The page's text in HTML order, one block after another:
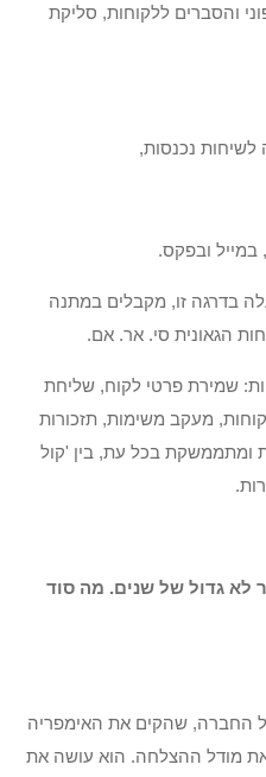
והסברים ללקוחות, סליקת
נכנסות,
ובפקס.
של 300 דקות ומעלה בדרגה זו, מקבלים במתנה
הגאונית סי. אר. אם.
שמירת פרטי לקוח, שליחת
מעקב משימות, תזכורות
ומתממשקת בכל עת, בין 'קול
לא גדול של שנים. מה סוד
החברה, שהקים את האימפריה
מודל ההצלחה. הוא עושה את